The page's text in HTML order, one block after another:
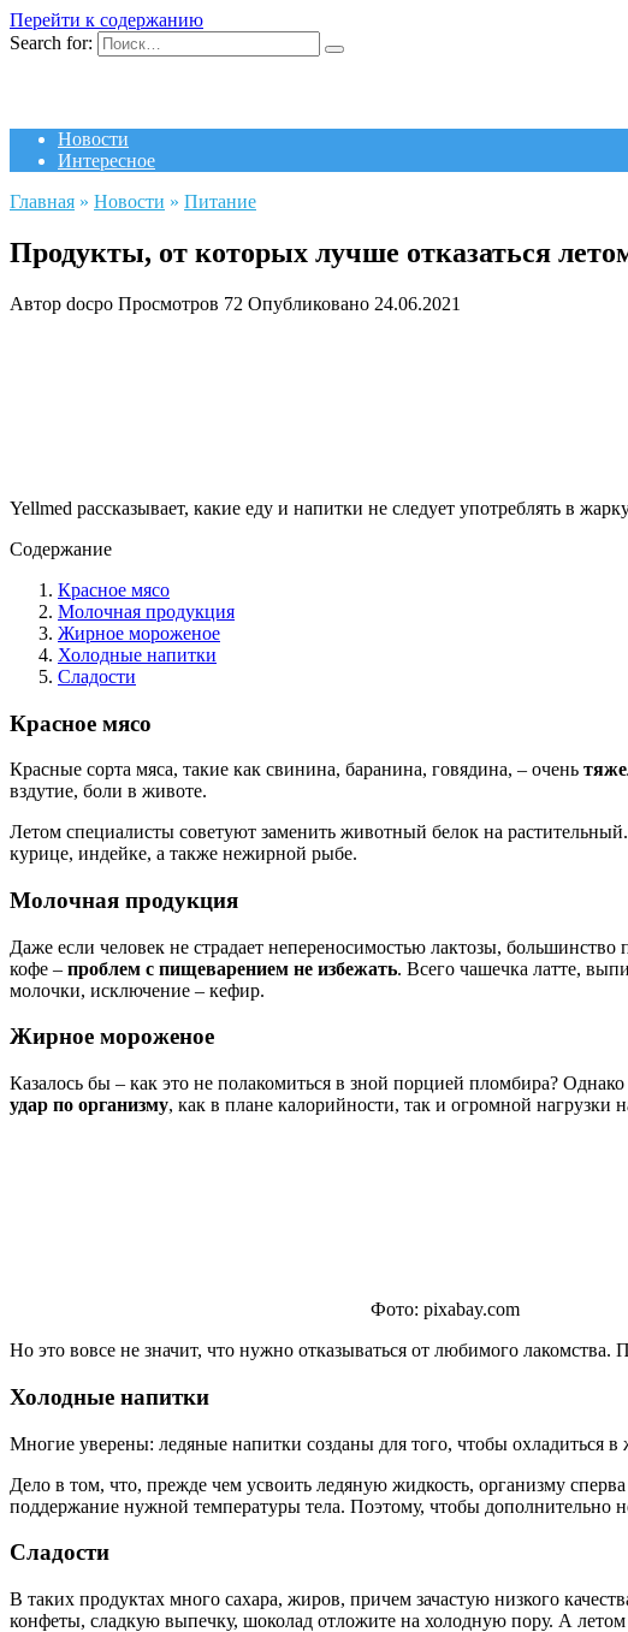
Перейти к содержанию
Search for:
Новости
Интересное
Главная » Новости » Питание
Продукты, от которых лучше отказаться
Автор docpo Просмотров 72 Опубликовано 24.06.2021
Yellmed рассказывает, какие еду и напитки не следует употреблять в
Содержание
Красное мясо
Молочная продукция
Жирное мороженое
Холодные напитки
Сладости
Красное мясо
Красные сорта мяса, такие как свинина, баранина, говядина, – очень
вздутие, боли в животе.
Летом специалисты советуют заменить животный белок на
курице, индейке, а также нежирной рыбе.
Молочная продукция
Даже если человек не страдает непереносимостью лактозы,
кофе – проблем с пищеварением не избежать. Всего чашечка латте,
молочки, исключение – кефир.
Жирное мороженое
Казалось бы – как это не полакомиться в зной порцией пломбира?
удар по организму, как в плане калорийности, так и огромной нагрузки
Фото: pixabay.com
Но это вовсе не значит, что нужно отказываться от любимого
Холодные напитки
Многие уверены: ледяные напитки созданы для того, чтобы охладиться в
Дело в том, что, прежде чем усвоить ледяную жидкость, организму
поддержание нужной температуры тела. Поэтому, чтобы дополнительно
Сладости
В таких продуктах много сахара, жиров, причем зачастую низкого
конфеты, сладкую выпечку, шоколад отложите на холодную пору. А